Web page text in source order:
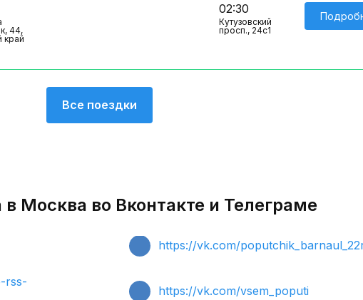
44,
край
02:30
Кутузовский
просп., 24с1
Все поездки
Москва во Вконтакте и Телеграме
https://vk.com/
rss-
https://vk.com/vsem_poputi